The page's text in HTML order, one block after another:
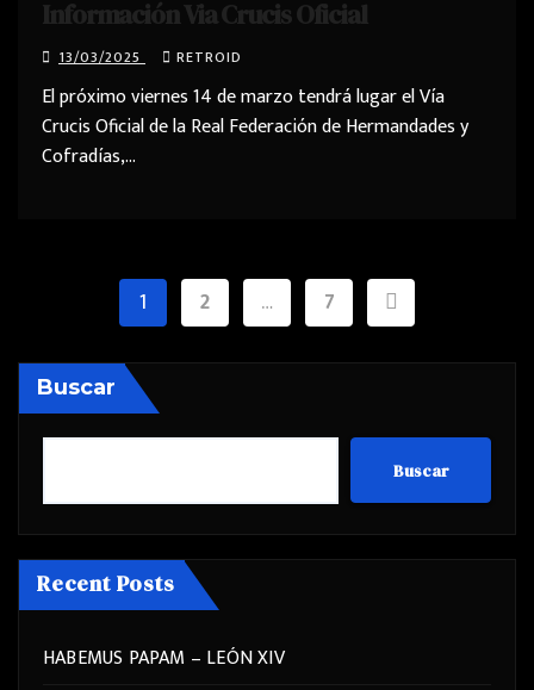
Información Via Crucis Oficial
13/03/2025 RETROID
El próximo viernes 14 de marzo tendrá lugar el Vía
Crucis Oficial de la Real Federación de Hermandades y
Cofradías,…
Paginación
de
entradas
1 2 … 7
Buscar
Buscar
Recent Posts
HABEMUS PAPAM – LEÓN XIV